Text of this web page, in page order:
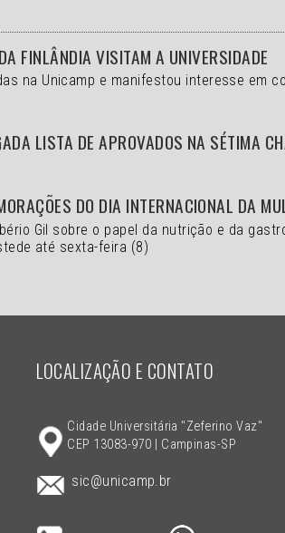
FINLÂNDIA VISITAM A UNIVERSIDADE
na Unicamp e manifestou interesse em
LISTA DE APROVADOS NA SÉTIMA
DO DIA INTERNACIONAL DA
Gil sobre o papel da nutrição e da
até sexta-feira (8)
LOCALIZAÇÃO E CONTATO
Cidade Universitária "Zeferino Vaz"
CEP 13083-970 | Campinas-SP
sic@unicamp.br